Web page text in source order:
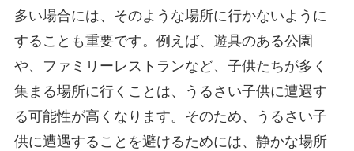
多い場合には、そのような場所に行かないように
することも重要です。例えば、遊具のある公園
や、ファミリーレストランなど、 子供たちが多く
集まる場所に行くことは、うるさい子供に遭遇す
る可能性が高くなります。そのため、うるさい子
供に遭遇することを避けるためには、静かな場所